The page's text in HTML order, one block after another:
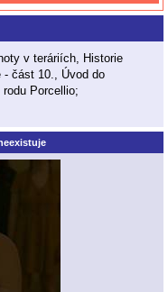
v teráriích, Historie
- část 10., Úvod do
Porcellio;